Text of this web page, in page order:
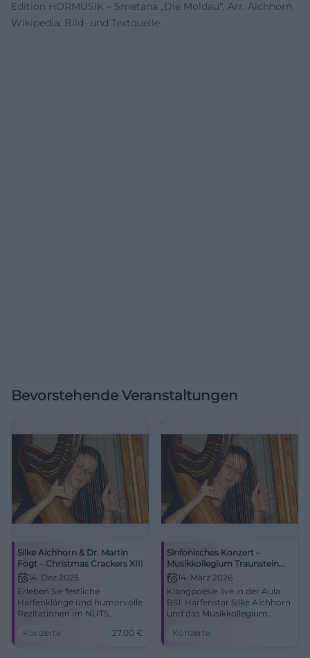
Edition HÖRMUSIK – Smetana „Die Moldau“, Arr. Aichhorn
Wikipedia: Bild- und Textquelle
Bevorstehende Veranstaltungen
Silke Aichhorn & Dr. Martin
Fogt – Christmas Crackers XIII
14. Dez 2025
Erleben Sie festliche
Harfenklänge und humorvolle
Rezitationen im NUTS
Crackers XIII bietet warme
Konzerte 27,00 €
Sinfonisches Konzert –
Musikkollegium Traunstein
feat. Silke Aichhorn
14. März 2026
Klangpoesie live in der Aula
BS1: Harfenstar Silke Aichhorn
und das Musikkollegium
Schubert. Am 14.03.2026,
Konzerte